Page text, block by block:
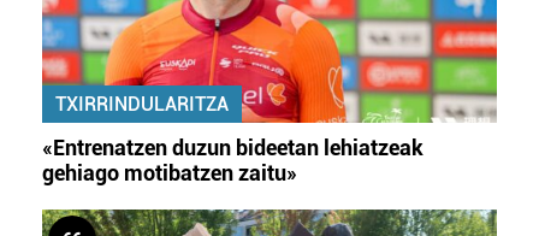
TXIRRINDULARITZA
«Entrenatzen duzun bideetan lehiatzeak
gehiago motibatzen zaitu»